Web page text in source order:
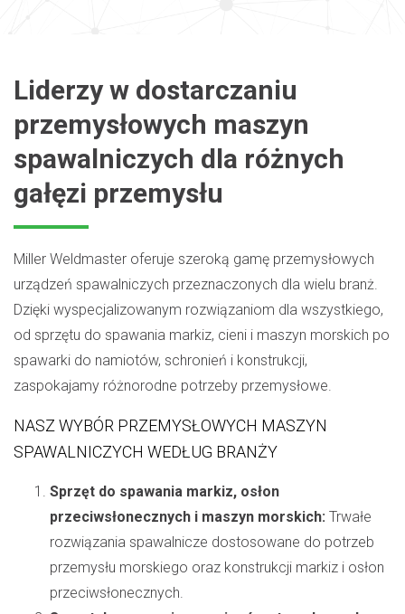
Liderzy w dostarczaniu
przemysłowych maszyn
spawalniczych dla różnych
gałęzi przemysłu
Miller Weldmaster oferuje szeroką gamę przemysłowych
urządzeń spawalniczych przeznaczonych dla wielu branż.
Dzięki wyspecjalizowanym rozwiązaniom dla wszystkiego,
od sprzętu do spawania markiz, cieni i maszyn morskich po
spawarki do namiotów, schronień i konstrukcji,
zaspokajamy różnorodne potrzeby przemysłowe.
NASZ WYBÓR PRZEMYSŁOWYCH MASZYN
SPAWALNICZYCH WEDŁUG BRANŻY
Sprzęt do spawania markiz, osłon
przeciwsłonecznych i maszyn morskich: Trwałe
rozwiązania spawalnicze dostosowane do potrzeb
przemysłu morskiego oraz konstrukcji markiz i osłon
przeciwsłonecznych.